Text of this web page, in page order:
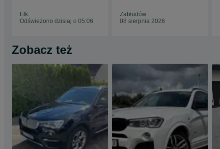
Ełk
Odświeżono dzisiaj o 05:06
Zabłudów
08 sierpnia 2026
Zobacz też